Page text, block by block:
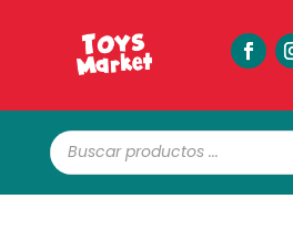
Búsqueda
de
productos